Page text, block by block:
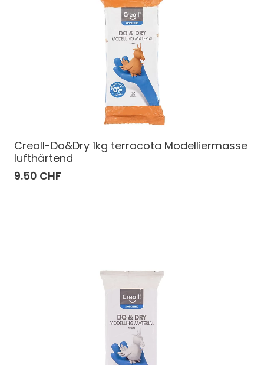
Creall-Do&Dry 1kg terracota Modelliermasse
lufthärtend
9.50 CHF